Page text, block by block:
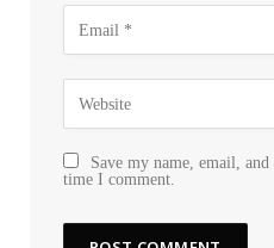
Save my name, email,
time I comment.